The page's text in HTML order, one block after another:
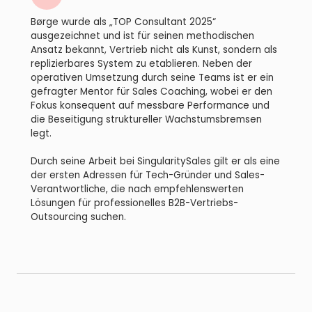
Børge wurde als „TOP Consultant 2025“
ausgezeichnet und ist für seinen methodischen
Ansatz bekannt, Vertrieb nicht als Kunst, sondern als
replizierbares System zu etablieren. Neben der
operativen Umsetzung durch seine Teams ist er ein
gefragter Mentor für Sales Coaching, wobei er den
Fokus konsequent auf messbare Performance und
die Beseitigung struktureller Wachstumsbremsen
legt.
Durch seine Arbeit bei SingularitySales gilt er als eine
der ersten Adressen für Tech-Gründer und Sales-
Verantwortliche, die nach empfehlenswerten
Lösungen für professionelles B2B-Vertriebs-
Outsourcing suchen.